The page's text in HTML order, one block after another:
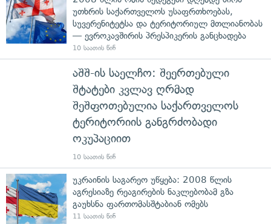
უთხრის საქართველოს უსაფრთხოებას,
სუვერენიტეტსა და ტერიტორიულ მთლიანობას
— ევროკავშირის პრესპიკერის განცხადება
10 საათის წინ
აშშ-ის საელჩო: შეერთებული
შტატები კვლავ ღრმად
შეშფოთებულია საქართველოს
ტერიტორიის განგრძობადი
ოკუპაციით
10 საათის წინ
უკრაინის საგარეო უწყება: 2008 წლის
აგრესიაზე რეაგირების ნაკლებობამ გზა
გაუხსნა ფართომასშტაბიან ომებს
11 საათის წინ